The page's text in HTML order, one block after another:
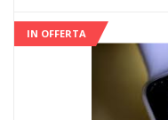
IN OFFERTA